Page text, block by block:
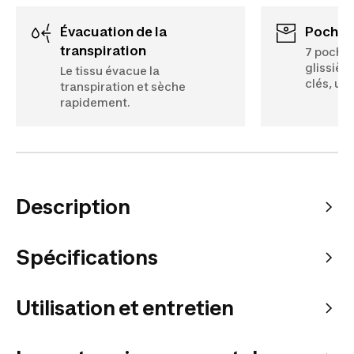
Évacuation de la
transpiration
Le tissu évacue la
transpiration et sèche
rapidement.
Poches
7
clés,
Description
Spécifications
Utilisation et entretien